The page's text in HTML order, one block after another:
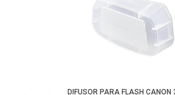
DIFUSOR PARA FLASH CANON